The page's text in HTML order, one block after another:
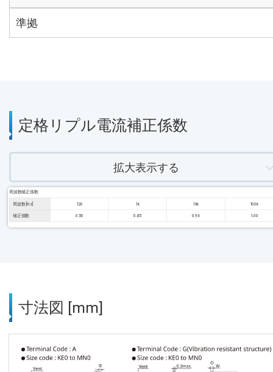
準拠
定格リプル電流補正係数
拡大表示する
周波数補正係数
周波数 [Hz] 120 1k 10k 100k
補正係数 0.50 0.85 0.94 1.00
寸法図 [mm]